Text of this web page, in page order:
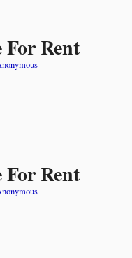
For Rent
For Rent